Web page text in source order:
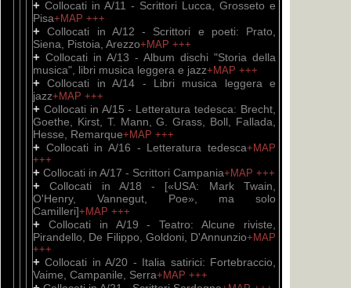
+ Collocati in A/11 - Scrittori Lucca, Grosseto e
Pisa+MAP +++
+Collocati in A/12 - Scrittori e poeti: Prato,
Siena, Pistoia, Arezzo+MAP +++
+ Collocati in A/13 - Album dischi "Storia della
musica", libri musica leggera e jazz+MAP +++
+Collocati in A/14 - Libri musica leggera e
jazz+MAP +++
+ Collocati in A/15 - Letteratura tedesca: Brecht,
Goethe, Kirst, T. Mann, G. Grass, Boll, Fallada,
Hesse, Remarque+MAP +++
+ Collocati in A/16 - Letteratura tedesca+MAP
+++
+ Collocati in A/17 - Scrittori Campania+MAP +++
+Collocati in A/18 - [«USA: Mark Twain,
O'Henry, Vannegut, Poe», ma solo
Camilleri]+MAP +++
+ Collocati in A/19 - Teatro: Alcune riviste,
Pirandello, De Filippo, Goldoni, D'Annunzio+MAP
+++
+Collocati in A/20 - Italia satirici: Fortebraccio,
Vaime, Campanile, Serra+MAP +++